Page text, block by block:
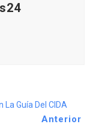
Guía Del CIDA
Anterior